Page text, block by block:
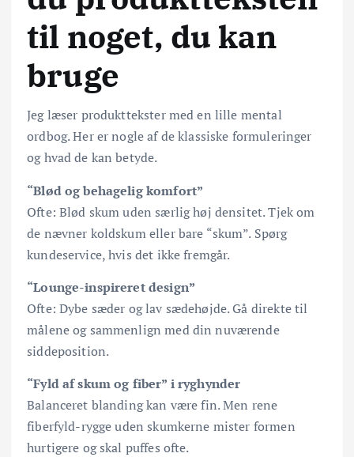
til noget, du kan
bruge
Jeg læser produkttekster med en lille mental
ordbog. Her er nogle af de klassiske formuleringer
og hvad de kan betyde.
“Blød og behagelig komfort”
Ofte: Blød skum uden særlig høj densitet. Tjek om
de nævner koldskum eller bare “skum”. Spørg
kundeservice, hvis det ikke fremgår.
“Lounge-inspireret design”
Ofte: Dybe sæder og lav sædehøjde. Gå direkte til
målene og sammenlign med din nuværende
siddeposition.
“Fyld af skum og fiber” i ryghynder
Balanceret blanding kan være fin. Men rene
fiberfyld-rygge uden skumkerne mister formen
hurtigere og skal puffes ofte.